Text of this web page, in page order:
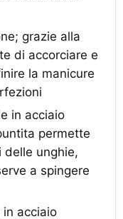
grazie alla
di accorciare e
la manicure
in acciaio
permette
delle unghie,
a spingere
in acciaio